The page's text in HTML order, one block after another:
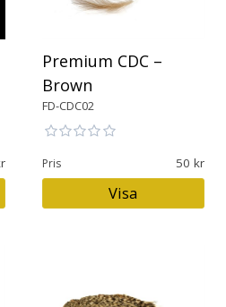
Premium CDC –
Brown
FD-CDC02
Pris 50
Visa